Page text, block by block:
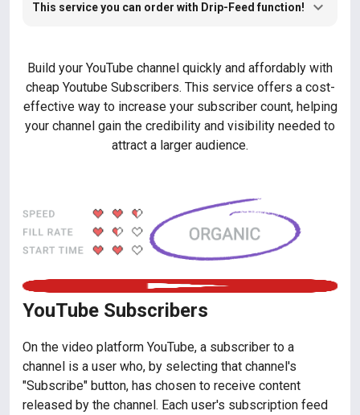
This service you can order with Drip-Feed function!
Build your YouTube channel quickly and affordably with
cheap Youtube Subscribers. This service offers a cost-
effective way to increase your subscriber count, helping
your channel gain the credibility and visibility needed to
attract a larger audience.
YouTube Subscribers
On the video platform YouTube, a subscriber to a
channel is a user who, by selecting that channel's
"Subscribe" button, has chosen to receive content
released by the channel. Each user's subscription feed